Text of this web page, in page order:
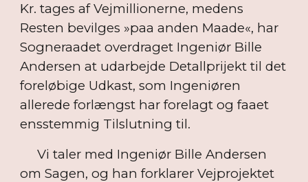
Kr. tages af Vejmillionerne, medens
Resten bevilges »paa anden Maade«, har
Sogneraadet overdraget Ingeniør Bille
Andersen at udarbejde Detallprijekt til det
foreløbige Udkast, som Ingeniøren
allerede forlængst har forelagt og faaet
ensstemmig Tilslutning til.
Vi taler med Ingeniør Bille Andersen
om Sagen, og han forklarer Vejprojektet